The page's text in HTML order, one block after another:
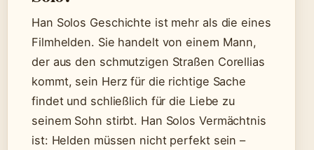
Han Solos Geschichte ist mehr als die eines
Filmhelden. Sie handelt von einem Mann,
der aus den schmutzigen Straßen Corellias
kommt, sein Herz für die richtige Sache
findet und schließlich für die Liebe zu
seinem Sohn stirbt. Han Solos Vermächtnis
ist: Helden müssen nicht perfekt sein –